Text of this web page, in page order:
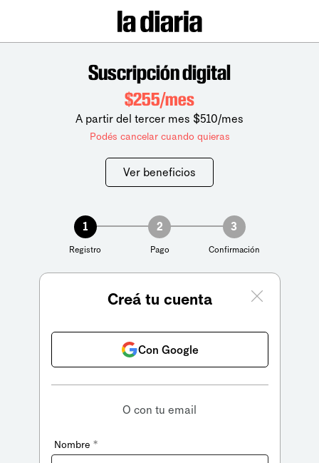
Suscripción digital
$255/mes
A partir del tercer mes $510/mes
Podés cancelar cuando quieras
Ver beneficios
1
Registro
2
Pago
3
Confirmación
Creá tu cuenta
Con Google
O con tu email
Nombre *